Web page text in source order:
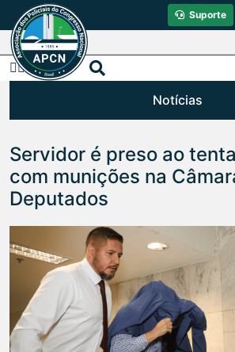
Suporte
Notícias
Servidor é preso ao
com munições na
Deputados